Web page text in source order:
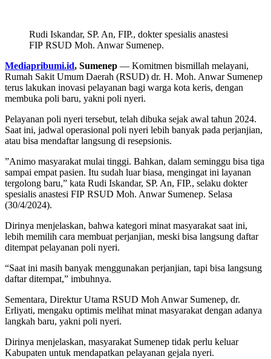
Rudi Iskandar, SP. An, FIP., dokter spesialis anastesi
FIP RSUD Moh. Anwar Sumenep.
Mediapribumi.id, Sumenep — Komitmen bismillah melayani,
Rumah Sakit Umum Daerah (RSUD) dr. H. Moh. Anwar Sumenep
terus lakukan inovasi pelayanan bagi warga kota keris, dengan
membuka poli baru, yakni poli nyeri.
Pelayanan poli nyeri tersebut, telah dibuka sejak awal tahun 2024.
Saat ini, jadwal operasional poli nyeri lebih banyak pada perjanjian,
atau bisa mendaftar langsung di resepsionis.
”Animo masyarakat mulai tinggi. Bahkan, dalam seminggu bisa tiga
sampai empat pasien. Itu sudah luar biasa, mengingat ini layanan
tergolong baru,” kata Rudi Iskandar, SP. An, FIP., selaku dokter
spesialis anastesi FIP RSUD Moh. Anwar Sumenep. Selasa
(30/4/2024).
Dirinya menjelaskan, bahwa kategori minat masyarakat saat ini,
lebih memilih cara membuat perjanjian, meski bisa langsung daftar
ditempat pelayanan poli nyeri.
“Saat ini masih banyak menggunakan perjanjian, tapi bisa langsung
daftar ditempat,” imbuhnya.
Sementara, Direktur Utama RSUD Moh Anwar Sumenep, dr.
Erliyati, mengaku optimis melihat minat masyarakat dengan adanya
langkah baru, yakni poli nyeri.
Dirinya menjelaskan, masyarakat Sumenep tidak perlu keluar
Kabupaten untuk mendapatkan pelayanan gejala nyeri.